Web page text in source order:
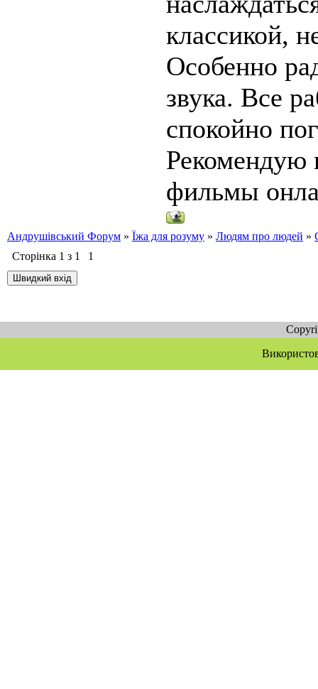
классикой,
Особенно
звука. Все
спокойно
Рекомендую
фильмы
Андрушівський Форум » Їжа для розуму » Людям про людей »
Сторінка 1 з 1 1